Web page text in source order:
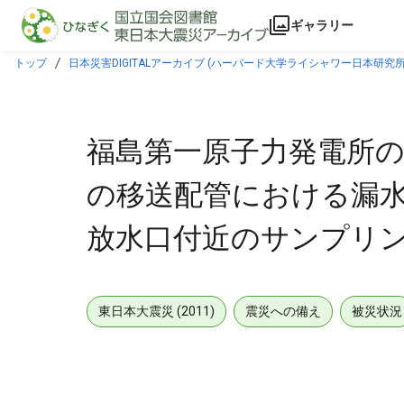
本文に飛ぶ
ギャラリー
トップ 日本災害DIGITALアーカイブ (ハーバード大学ライシャワー日本研究
福島第一原子力発電所
の移送配管における漏
放水口付近のサンプリ
東日本大震災 (2011) 震災への備え 被災状況